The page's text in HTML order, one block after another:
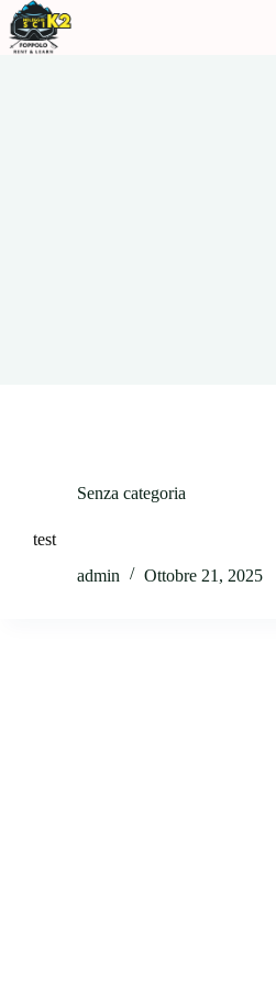
Salta
al
contenuto
Senza categoria
test
admin
Ottobre 21, 2025